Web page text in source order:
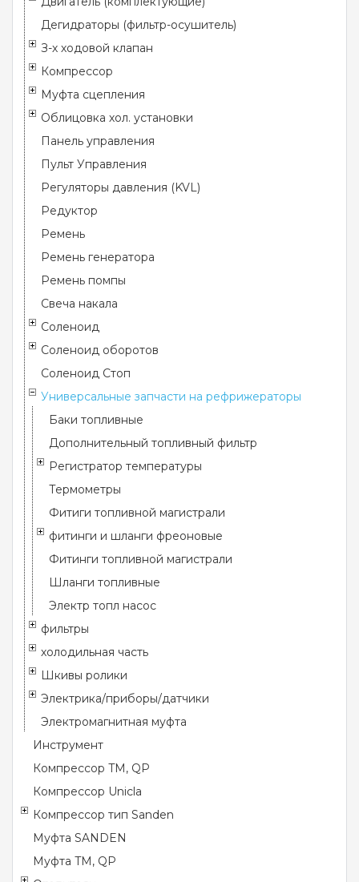
Дегидраторы (фильтр-осушитель)
З-х ходовой клапан
Компрессор
Муфта сцепления
Облицовка хол. установки
Панель управления
Пульт Управления
Регуляторы давления (KVL)
Редуктор
Ремень
Ремень генератора
Ремень помпы
Свеча накала
Соленоид
Соленоид оборотов
Соленоид Стоп
Универсальные запчасти на рефрижераторы
Баки топливные
Дополнительный топливный фильтр
Регистратор температуры
Термометры
Фитиги топливной магистрали
фитинги и шланги фреоновые
Фитинги топливной магистрали
Шланги топливные
Электр топл насос
фильтры
холодильная часть
Шкивы ролики
Электрика/приборы/датчики
Электромагнитная муфта
Инструмент
Компрессор TM, QP
Компрессор Unicla
Компрессор тип Sanden
Муфта SANDEN
Муфта TM, QP